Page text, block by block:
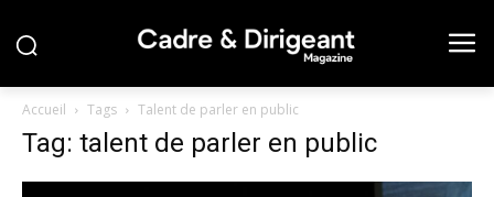
Accueil Tags Talent de parler en public
Tag: talent de parler en public